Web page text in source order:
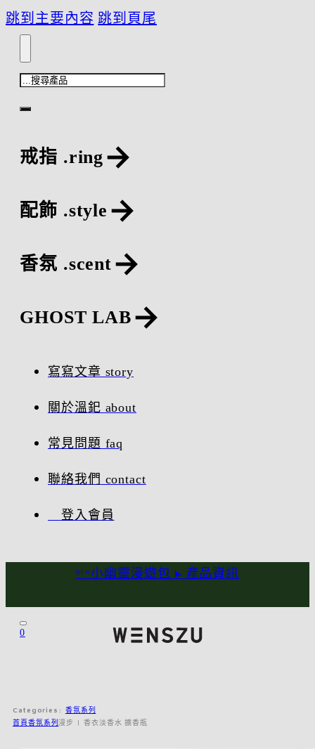
跳到主要內容 跳到頁尾
搜
尋
戒指 .ring
配飾 .style
香氛 .scent
GHOST LAB
寫寫文章 story
關於溫釲 about
常見問題 faq
聯絡我們 contact
登入會員
ⁿᵉʷ小幽靈漫遊包 ▸ 產品資訊
0
Categories: 香氛系列
首頁香氛系列漫步 | 香衣淡香水 擴香瓶